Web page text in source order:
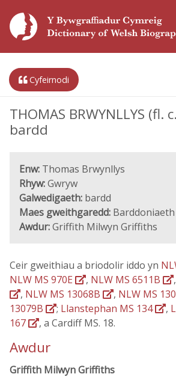
Cyfeirnodi
THOMAS BRWYNLLYS (fl.
bardd
Enw: Thomas Brwynllys
Rhyw:Gwryw
Galwedigaeth: bardd
Maes gweithgaredd: Barddoniaeth
Awdur:Griffith Milwyn Griffiths
Ceir gweithiau a briodolir iddo yn
NLW MS 970E
, NLW MS 6511B ,
, NLW MS 13068B , NLW MS
13079B
; Llanstephan MS 134 ,
167
, a Cardiff MS. 18.
Awdur
Griffith Milwyn Griffiths